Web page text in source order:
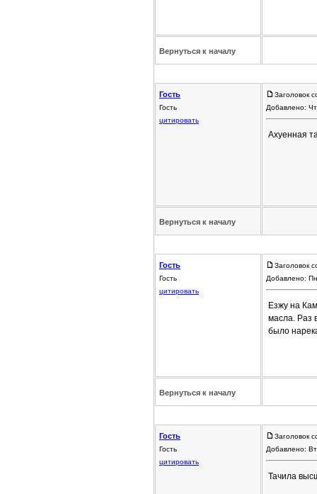
Вернуться к началу
Гость
Гость
цитировать
Заголовок
Добавлено:
Ахуенная
Вернуться к началу
Гость
Гость
цитировать
Заголовок
Добавлено:
Езжу на
масла. Раз
было
Вернуться к началу
Гость
Гость
цитировать
Заголовок
Добавлено:
Тачила